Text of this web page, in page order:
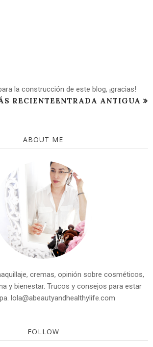
la construcción de este blog, ¡gracias!
RECIENTEENTRADA ANTIGUA
ABOUT ME
cremas, opinión sobre cosméticos,
y bienestar. Trucos y consejos para estar
lola@abeautyandhealthylife.com
FOLLOW